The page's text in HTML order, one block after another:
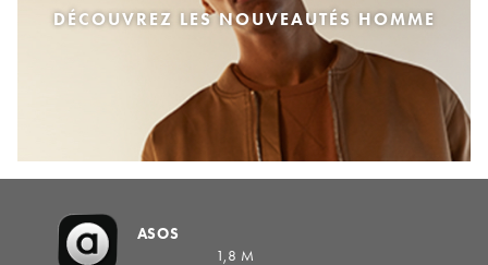
DÉCOUVREZ LES NOUVEAUTÉS HOMME
ASOS
1,8 M